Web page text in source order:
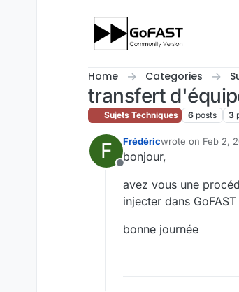
Home Categories
transfert
Sujets Techniques 6 posts 3
F
Offline
Frédéricwrote on Feb 2,
last edited by
bonjour,
avez vous une
injecter dans GoFAST
bonne journée